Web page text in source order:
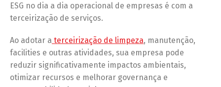
ESG no dia a dia operacional de empresas é com a
terceirização de serviços.
Ao adotar a terceirização de limpeza, manutenção,
facilities e outras atividades, sua empresa pode
reduzir significativamente impactos ambientais,
otimizar recursos e melhorar governança e